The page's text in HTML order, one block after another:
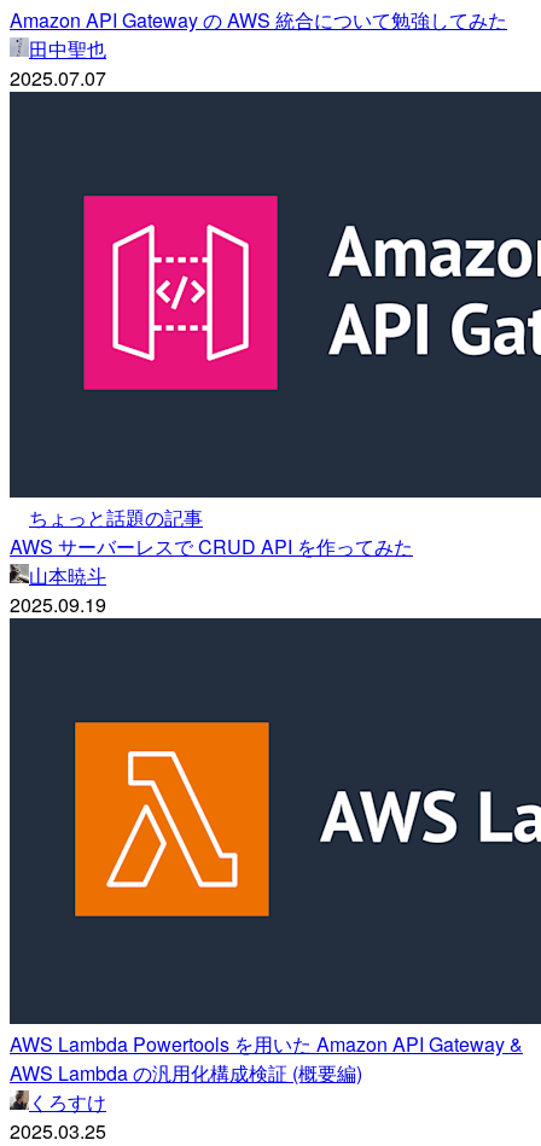
Amazon API Gateway の AWS 統合について勉強してみた
田中聖也
2025.07.07
ちょっと話題の記事
AWS サーバーレスで CRUD API を作ってみた
山本暁斗
2025.09.19
AWS Lambda Powertools を用いた Amazon API Gateway &
AWS Lambda の汎用化構成検証 (概要編)
くろすけ
2025.03.25